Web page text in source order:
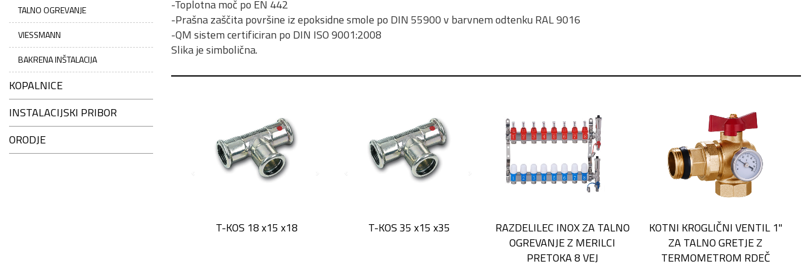
TALNO OGREVANJE
VIESSMANN
BAKRENA INŠTALACIJA
KOPALNICE
INSTALACIJSKI PRIBOR
ORODJE
-Toplotna moč po EN 442
-Prašna zaščita površine iz epoksidne smole po DIN 55900 v barvnem odtenku RAL 9016
-QM sistem certificiran po DIN ISO 9001:2008
Slika je simbolična.
T-KOS 18 x15 x18 T-KOS 35 x15 x35
RAZDELILEC INOX ZA TALNO
OGREVANJE Z MERILCI
PRETOKA 8 VEJ
KOTNI KROGLIČNI VENTIL 1''
ZA TALNO GRETJE Z
TERMOMETROM RDEČ